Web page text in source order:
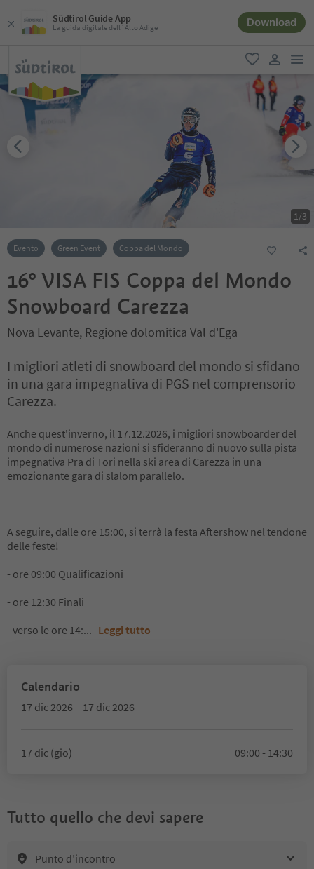
Südtirol Guide App
La guida digitale dell´Alto Adige Download
favoriti
user link
1/3
Evento Green Event Coppa del Mondo
16° VISA FIS Coppa del Mondo
Snowboard Carezza
Nova Levante, Regione dolomitica Val d'Ega
I migliori atleti di snowboard del mondo si sfidano
in una gara impegnativa di PGS nel comprensorio
Carezza.
Anche quest'inverno, il 17.12.2026, i migliori snowboarder del
mondo di numerose nazioni si sfideranno di nuovo sulla pista
impegnativa Pra di Tori nella ski area di Carezza in una
emozionante gara di slalom parallelo.
A seguire, dalle ore 15:00, si terrà la festa Aftershow nel tendone
delle feste!
- ore 09:00 Qualificazioni
- ore 12:30 Finali
- verso le ore 14:... Leggi tutto
Calendario
17 dic 2026 – 17 dic 2026
17 dic (gio) 09:00 - 14:30
Tutto quello che devi sapere
Punto d’incontro